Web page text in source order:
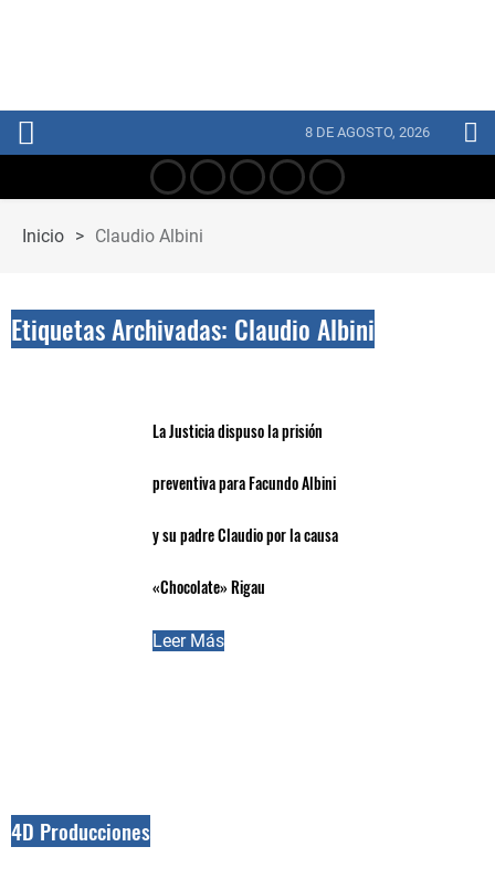
8 DE AGOSTO, 2026
Inicio > Claudio Albini
Etiquetas Archivadas: Claudio Albini
La Justicia dispuso la prisión
preventiva para Facundo Albini
y su padre Claudio por la causa
«Chocolate» Rigau
Leer Más
4D Producciones